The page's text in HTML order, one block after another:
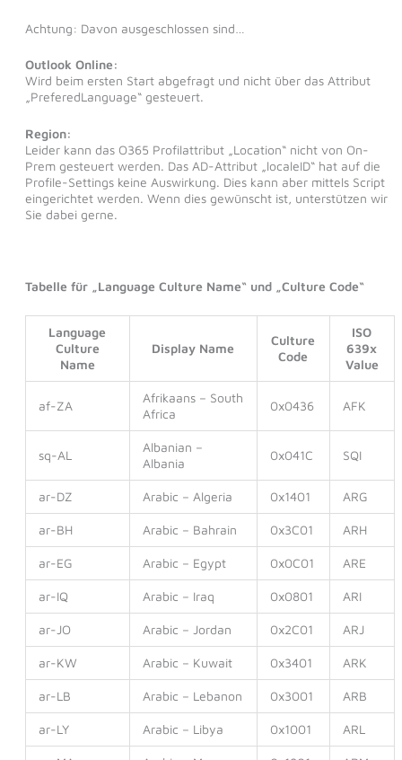
Achtung: Davon ausgeschlossen sind…
Outlook Online:
Wird beim ersten Start abgefragt und nicht über das Attribut
„PreferedLanguage“ gesteuert.
Region:
Leider kann das O365 Profilattribut „Location“ nicht von On-
Prem gesteuert werden. Das AD-Attribut „localeID“ hat auf die
Profile-Settings keine Auswirkung. Dies kann aber mittels Script
eingerichtet werden. Wenn dies gewünscht ist, unterstützen wir
Sie dabei gerne.
Tabelle für „Language Culture Name“ und „Culture Code“
Language
Culture
Name
Display Name
Culture
Code
ISO
639x
Value
af-ZA
Afrikaans – South
Africa
0x0436 AFK
sq-AL
Albanian –
Albania
0x041C SQI
ar-DZ Arabic – Algeria 0x1401 ARG
ar-BH Arabic – Bahrain 0x3C01 ARH
ar-EG Arabic – Egypt 0x0C01 ARE
ar-IQ Arabic – Iraq 0x0801 ARI
ar-JO Arabic – Jordan 0x2C01 ARJ
ar-KW Arabic – Kuwait 0x3401 ARK
ar-LB Arabic – Lebanon 0x3001 ARB
ar-LY Arabic – Libya 0x1001 ARL